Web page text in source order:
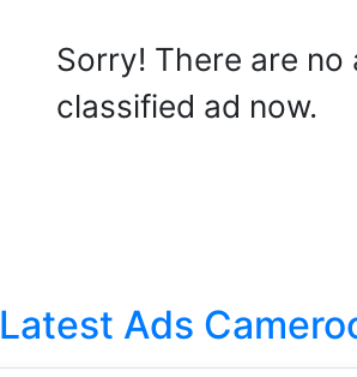
Sorry! There are
classified ad now.
Latest Ads